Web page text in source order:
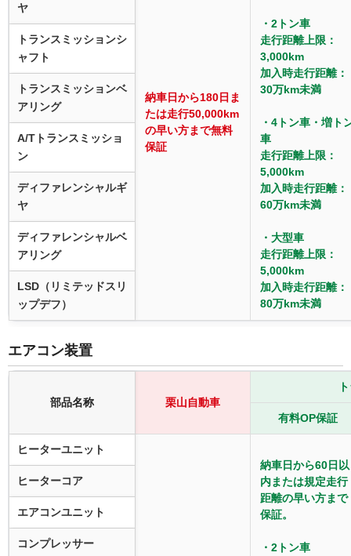
納車日から180日ま
たは走行50,000km
の早い方まで無料
保証
・2トン車
走行距離上限：
3,000km
加入時走行距離：
30万km未満
・4トン車・増ト
車
走行距離上限：
5,000km
加入時走行距離：
60万km未満
・大型車
走行距離上限：
5,000km
加入時走行距離：
80万km未満
ヤ
トランスミッションシ
ャフト
トランスミッションベ
アリング
A/Tトランスミッショ
ン
ディファレンシャルギ
ヤ
ディファレンシャルベ
アリング
LSD（リミテッドスリ
ップデフ）
エアコン装置
部品名称 栗山自動車
有料OP保証
ヒーターユニット
納車日から60日以
内または規定走行
距離の早い方まで
保証。
・2トン車
ヒーターコア
エアコンユニット
コンプレッサー